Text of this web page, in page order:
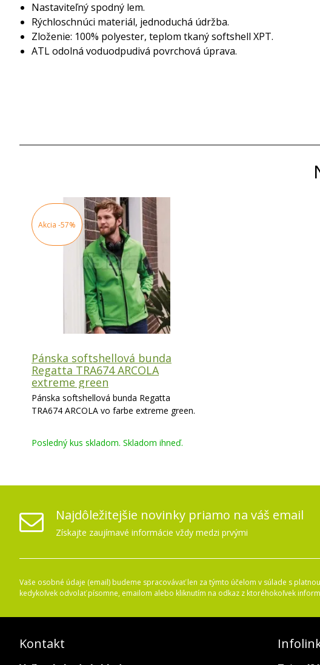
Nastaviteľný spodný lem.
Rýchloschnúci materiál, jednoduchá údržba.
Zloženie: 100% polyester, teplom tkaný softshell XPT.
ATL odolná voduodpudivá povrchová úprava.
Akcia -57%
Pánska softshellová bunda
Regatta TRA674 ARCOLA
extreme green
Pánska softshellová bunda Regatta
TRA674 ARCOLA vo farbe extreme green.
Posledný kus skladom. Skladom ihneď.
Najdôležitejšie novinky priamo na váš email
Získajte zaujímavé informácie vždy medzi prvými
Vaše osobné údaje (email) budeme spracovávať len za týmto účelom v súlade s
kedykoľvek odvolať písomne, emailom alebo kliknutím na odkaz z ktoréhokoľvek
Kontakt